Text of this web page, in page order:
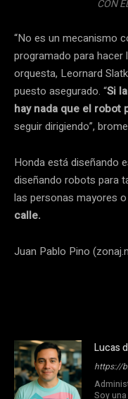
CON
“No es un mecanismo
programado para hacer
orquesta, Leornard
puesto asegurado. “Si
hay nada que el robot
seguir dirigiendo”,
Honda está diseñando
diseñando robots para
las personas mayores o
calle.
Juan Pablo Pino
Lucas
https://
Soy